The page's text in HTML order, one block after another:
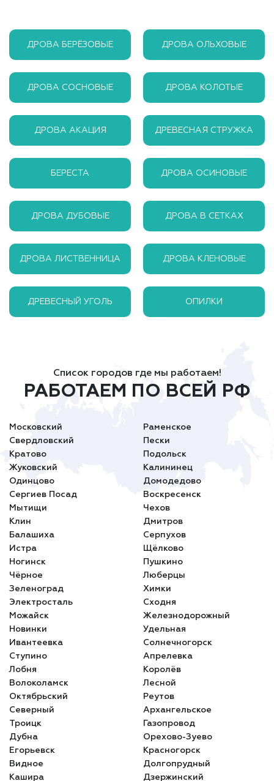
ДРОВА БЕРЁЗОВЫЕ ДРОВА ОЛЬХОВЫЕ
ДРОВА СОСНОВЫЕ ДРОВА КОЛОТЫЕ
ДРОВА АКАЦИЯ ДРЕВЕСНАЯ СТРУЖКА
БЕРЕСТА ДРОВА ОСИНОВЫЕ
ДРОВА ДУБОВЫЕ ДРОВА В СЕТКАХ
ДРОВА ЛИСТВЕННИЦА ДРОВА КЛЕНОВЫЕ
ДРЕВЕСНЫЙ УГОЛЬ ОПИЛКИ
Список городов где мы работаем!
РАБОТАЕМ ПО ВСЕЙ РФ
Московский
Раменское
Свердловский
Пески
Кратово
Подольск
Жуковский
Калининец
Одинцово
Домодедово
Сергиев Посад
Воскресенск
Мытищи
Чехов
Клин
Дмитров
Балашиха
Серпухов
Истра
Щёлково
Ногинск
Пушкино
Чёрное
Люберцы
Зеленоград
Химки
Электросталь
Сходня
Можайск
Железнодорожный
Новинки
Удельная
Ивантеевка
Солнечногорск
Ступино
Апрелевка
Лобня
Королёв
Волоколамск
Лесной
Октябрьский
Реутов
Северный
Архангельское
Троицк
Газопровод
Дубна
Орехово-Зуево
Егорьевск
Красногорск
Видное
Долгопрудный
Кашира
Дзержинский